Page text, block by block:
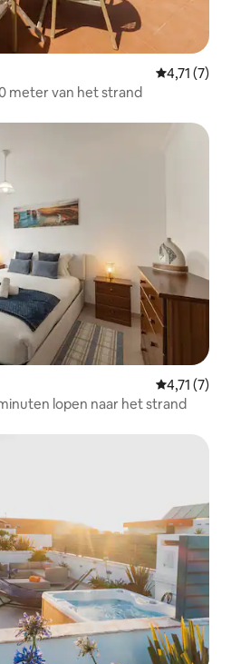
4,71 (7)
meter van het strand
4,71 (7)
lopen naar het strand